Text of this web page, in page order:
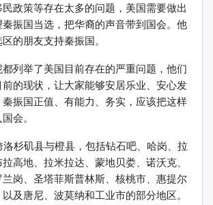
政策等存在太多的问题，美国需要做出
振国当选，把华裔的声音带到国会。他
的朋友支持秦振国。
列举了美国目前存在的严重问题，他们
的现状，让大家能够安居乐业、安心发
振国正值、有能力、务实，应该把这样
会。
洛杉矶县与橙县，包括钻石吧、哈岗、拉
高地、拉米拉达、蒙地贝娄、诺沃克、
岗、圣塔菲斯普林斯、核桃市、惠提尔
及唐尼、波莫纳和工业市的部分地区。